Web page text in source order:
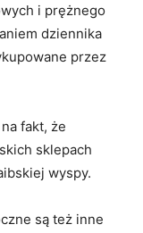
i prężnego
dziennika
przez
fakt, że
sklepach
wyspy.
są też inne